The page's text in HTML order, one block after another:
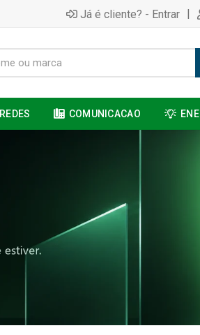
Já é cliente? - Entrar |
REDES COMUNICACAO